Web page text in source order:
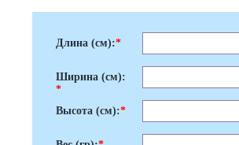
Длина (см):*
Ширина (см):
*
Высота (см):*